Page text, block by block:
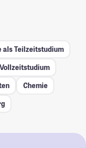
als Teilzeitstudium
Vollzeitstudium
Chemie